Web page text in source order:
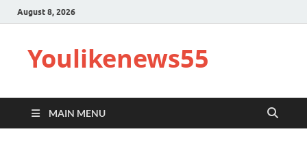
August 8, 2026
Youlikenews55
MAIN MENU